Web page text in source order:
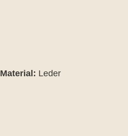
Material: Leder